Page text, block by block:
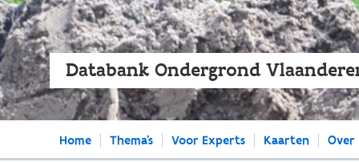
Databank Ondergrond
Home Thema's Voor Experts Kaarten Over